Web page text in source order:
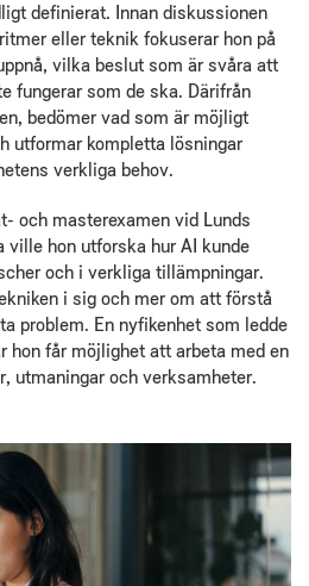
definierat. Innan diskussionen
eller teknik fokuserar hon på
vilka beslut som är svåra att
fungerar som de ska. Därifrån
bedömer vad som är möjligt
utformar kompletta lösningar
verkliga behov.
och masterexamen vid Lunds
hon utforska hur AI kunde
och i verkliga tillämpningar.
i sig och mer om att förstå
problem. En nyfikenhet som ledde
hon får möjlighet att arbeta med en
utmaningar och verksamheter.